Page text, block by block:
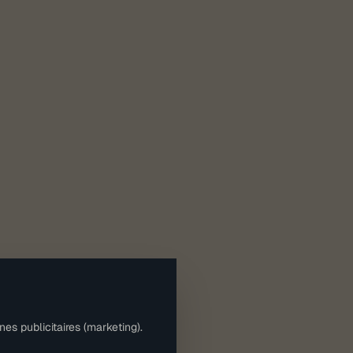
publicitaires (marketing).